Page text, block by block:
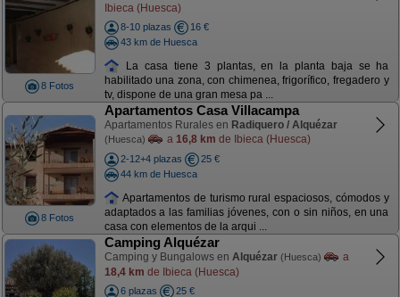
8 Fotos
Ibieca (Huesca)
8-10 plazas
16 €
43 km de Huesca
La casa tiene 3 plantas, en la planta baja se ha
habilitado una zona, con chimenea, frigorífico, fregadero y
tv, dispone de una gran mesa pa ...
8 Fotos
Apartamentos Casa Villacampa
Apartamentos Rurales en Radiquero / Alquézar
(Huesca) a 16,8 km de Ibieca (Huesca)
2-12+4 plazas
25 €
44 km de Huesca
Apartamentos de turismo rural espaciosos, cómodos y
adaptados a las familias jóvenes, con o sin niños, en una
casa con elementos de la arqui ...
Camping Alquézar
Camping y Bungalows en Alquézar (Huesca)
a
18,4 km de Ibieca (Huesca)
6 plazas
25 €